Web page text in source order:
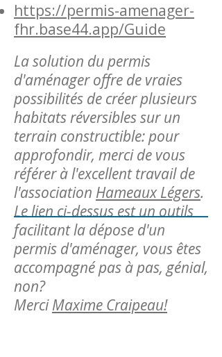
https://permis-amenager-
fhr.base44.app/Guide
La solution du permis
d'aménager offre de vraies
possibilités de créer plusieurs
habitats réversibles sur un
terrain constructible: pour
approfondir, merci de vous
référer à l'excellent travail de
l'association Hameaux Légers.
Le lien ci-dessus est un outils
facilitant la dépose d'un
permis d'aménager, vous êtes
accompagné pas à pas, génial,
non?
MerciMaxime Craipeau!